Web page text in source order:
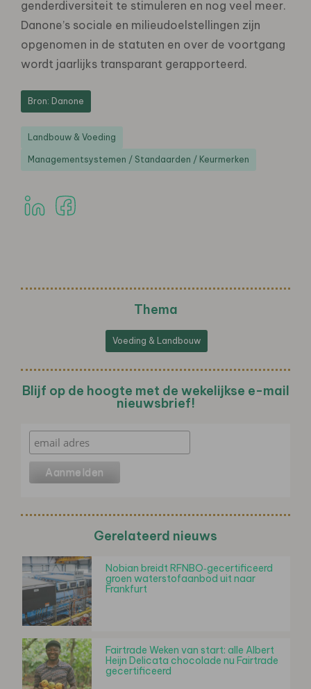
genderdiversiteit te stimuleren en nog veel meer.
Danone’s sociale en milieudoelstellingen zijn
opgenomen in de statuten en over de voortgang
wordt jaarlijks transparant gerapporteerd.
Bron: Danone
Landbouw & Voeding
Managementsystemen / Standaarden / Keurmerken
Thema
Voeding & Landbouw
Blijf op de hoogte met de wekelijkse e-mail
nieuwsbrief!
Gerelateerd nieuws
Nobian breidt RFNBO‑gecertificeerd
groen waterstofaanbod uit naar
Frankfurt
Fairtrade Weken van start: alle Albert
Heijn Delicata chocolade nu Fairtrade
gecertificeerd